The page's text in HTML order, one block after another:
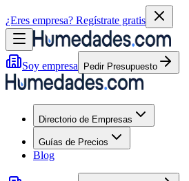
¿Eres empresa? Regístrate gratis
Soy empresa Pedir Presupuesto
Directorio de Empresas
Guías de Precios
Blog